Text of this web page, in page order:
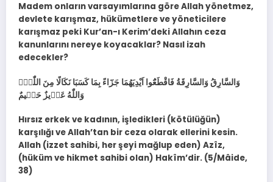
Madem onların varsayımlarına göre Allah yönetmez,
devlete karışmaz, hükümetlere ve yöneticilere
karışmaz peki Kur’an-ı Kerim’deki Allahın ceza
kanunlarını nereye koyacaklar? Nasıl izah
edecekler?
وَالسَّارِقُ وَالسَّارِقَةُ فَاقْطَعُٓوا اَيْدِيَهُمَا جَزَٓاءً بِمَا كَسَبَا نَكَالًا مِنَ اللّٰهِۜ
Hırsız erkek ve kadının, işledikleri (kötülüğün)
karşılığı ve Allah’tan bir ceza olarak ellerini kesin.
Allah (izzet sahibi, her şeyi mağlup eden) Azîz,
(hüküm ve hikmet sahibi olan) Hakîm’dir. (5/Mâide,
38)